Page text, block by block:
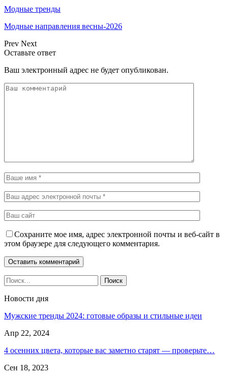
Модные тренды
Модные направления весны-2026
Prev Next
Оставьте ответ
Ваш электронный адрес не будет опубликован.
Сохраните мое имя, адрес электронной почты и веб-сайт в
этом браузере для следующего комментария.
Новости дня
Мужские тренды 2024: готовые образы и стильные идеи
Апр 22, 2024
4 осенних цвета, которые вас заметно старят — проверьте…
Сен 18, 2023